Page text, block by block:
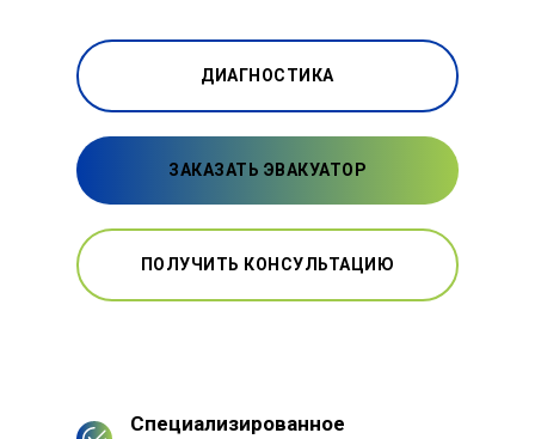
ДИАГНОСТИКА
ЗАКАЗАТЬ ЭВАКУАТОР
ПОЛУЧИТЬ КОНСУЛЬТАЦИЮ
Специализированное